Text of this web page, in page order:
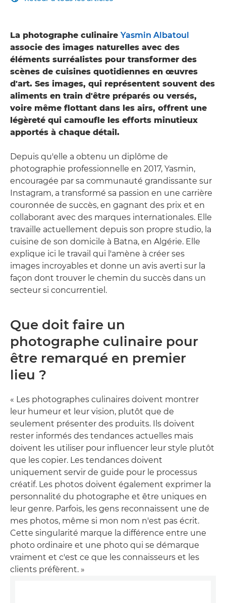
La photographe culinaire Yasmin Albatoul
associe des images naturelles avec des
éléments surréalistes pour transformer des
scènes de cuisines quotidiennes en œuvres
d'art. Ses images, qui représentent souvent des
aliments en train d'être préparés ou versés,
voire même flottant dans les airs, offrent une
légèreté qui camoufle les efforts minutieux
apportés à chaque détail.
Depuis qu'elle a obtenu un diplôme de
photographie professionnelle en 2017, Yasmin,
encouragée par sa communauté grandissante sur
Instagram, a transformé sa passion en une carrière
couronnée de succès, en gagnant des prix et en
collaborant avec des marques internationales. Elle
travaille actuellement depuis son propre studio, la
cuisine de son domicile à Batna, en Algérie. Elle
explique ici le travail qui l'amène à créer ses
images incroyables et donne un avis averti sur la
façon dont trouver le chemin du succès dans un
secteur si concurrentiel.
Que doit faire un
photographe culinaire pour
être remarqué en premier
lieu ?
« Les photographes culinaires doivent montrer
leur humeur et leur vision, plutôt que de
seulement présenter des produits. Ils doivent
rester informés des tendances actuelles mais
doivent les utiliser pour influencer leur style plutôt
que les copier. Les tendances doivent
uniquement servir de guide pour le processus
créatif. Les photos doivent également exprimer la
personnalité du photographe et être uniques en
leur genre. Parfois, les gens reconnaissent une de
mes photos, même si mon nom n'est pas écrit.
Cette singularité marque la différence entre une
photo ordinaire et une photo qui se démarque
vraiment et c'est ce que les connaisseurs et les
clients préfèrent. »